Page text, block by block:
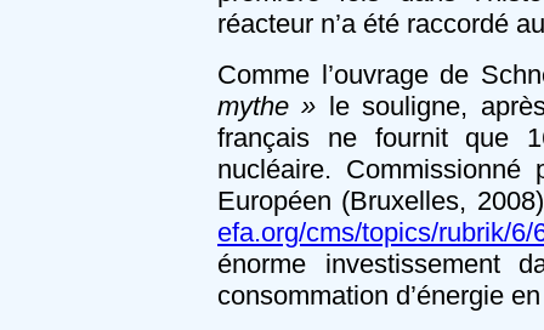
réacteur n’a été raccordé
Comme l’ouvrage de
mythe » le souligne,
français ne fournit que
nucléaire.
Européen (Bruxelles,
efa.org/cms/topics/rubrik/
énorme investissement
consommation d’énergie